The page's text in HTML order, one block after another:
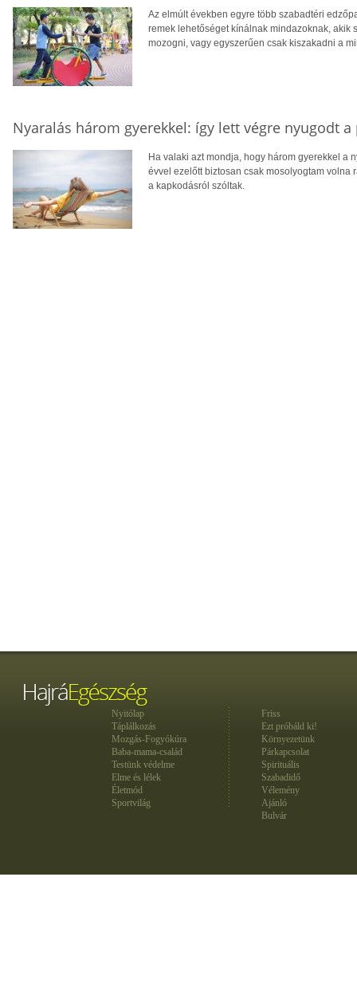
Az elmúlt években egyre több szabadtéri
remek lehetőséget kínálnak mindazoknak,
mozogni, vagy egyszerűen csak kiszakadni a
Nyaralás három gyerekkel: így lett végre nyugodt a
Ha valaki azt mondja, hogy három gyerekkel a
évvel ezelőtt biztosan csak mosolyogtam
a kapkodásról szóltak.
Nyitólap
Táplálkozás
Mozgás-Fogyókúra
Baba-mama-család
Testünk védelme
Elme és lélek
Életmód
Sportvilág
Friss
Ezt próbáld ki!
Környezetünk
Párkapcsolat
Spirituális
Szabadidő
Vélemény
Ajánló
Bulvár